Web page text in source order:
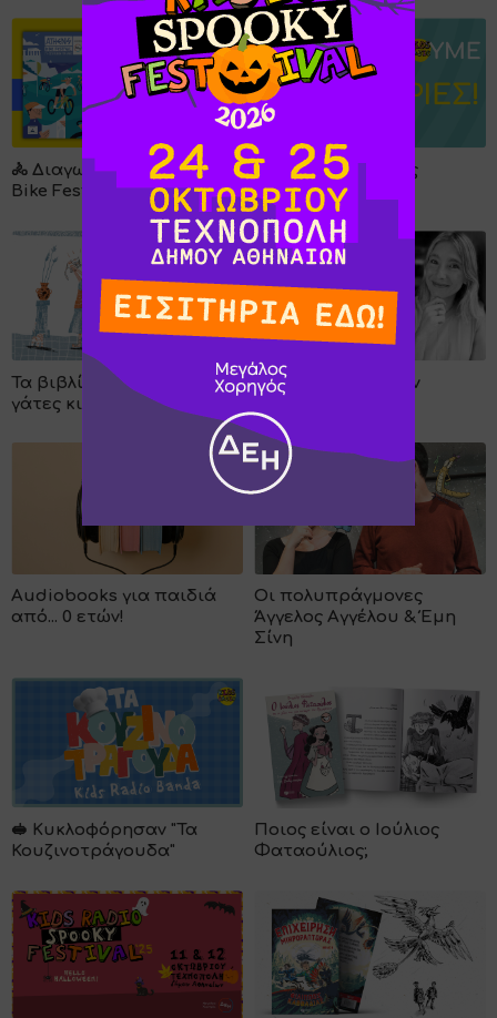
🚴 Διαγωνισμός Athens
Bike Festival
Ζωγραφίζουμε τις
Απόκριες!
Τα βιβλία για παιδιά, οι
γάτες κι εγώ
Συνέντευξη με την
Αudiobooks για παιδιά
από... 0 ετών!
Οι πολυπράγμονες
Άγγελος Αγγέλου & Έμη
Σίνη
🥪 Kυκλοφόρησαν "Τα
Κουζινοτράγουδα"
Ποιος είναι ο Ιούλιος
Φαταούλιος;